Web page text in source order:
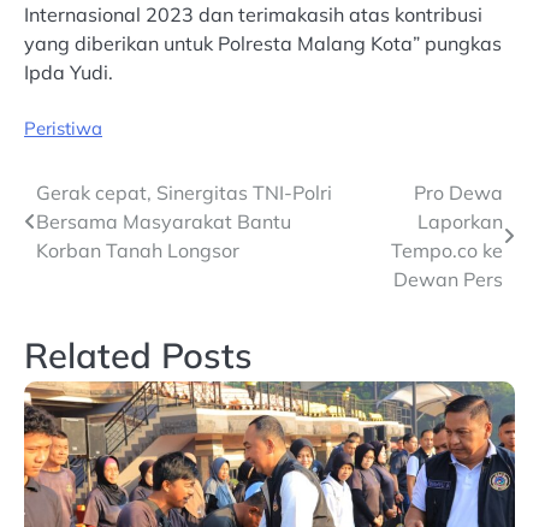
Internasional 2023 dan terimakasih atas kontribusi
yang diberikan untuk Polresta Malang Kota” pungkas
Ipda Yudi.
Peristiwa
Post
navigation
Gerak cepat, Sinergitas TNI-Polri
Bersama Masyarakat Bantu
Korban Tanah Longsor
Pro Dewa
Laporkan
Tempo.co ke
Dewan Pers
Related Posts